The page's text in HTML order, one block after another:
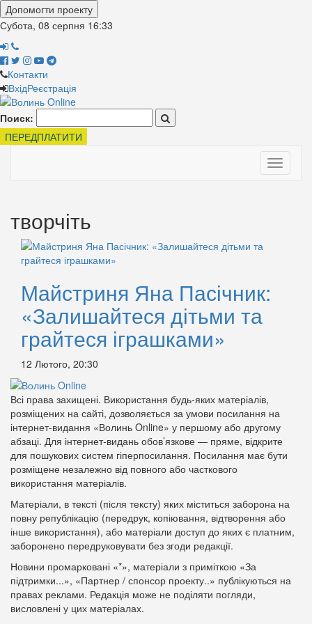
Допомогти проекту
Субота, 08 серпня 16:33
Контакти
ВхідРеєстрація
Поиск:
ПЕРЕДПЛАТИТИ
Toggle
творчіть
Майстриня Яна Пасічник:
«Залишайтеся дітьми та
грайтеся іграшками»
12 Лютого, 20:30
Всі права захищені. Використання будь-яких матеріалів,
розміщених на сайті, дозволяється за умови посилання на
інтернет-видання «Волинь Online» у першому або другому
абзаці. Для інтернет-видань обов’язкове — пряме, відкрите
для пошукових систем гіперпосилання. Посилання має бути
розміщене незалежно від повного або часткового
використання матеріалів.
Матеріали, в тексті (після тексту) яких міститься заборона на
повну републікацію (передрук, копіювання, відтворення або
інше використання), або матеріали доступ до яких є платним,
заборонено передруковувати без згоди редакції.
Новини промарковані «*», матеріали з приміткою «За
підтримки...», «Партнер / спонсор проекту..» публікуються на
правах реклами. Редакція може не поділяти погляди,
висловлені у цих матеріалах.